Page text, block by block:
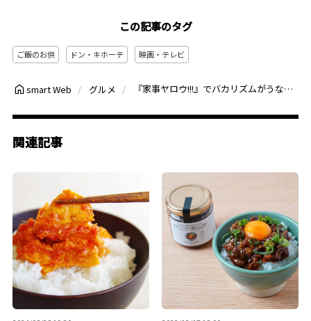
この記事のタグ
ご飯のお供 ドン・キホーテ 映画・テレビ
smart Web グルメ 『家事ヤロウ!!!』でバカリズムがうなった“ご飯のお供”5選！鮭＆明太子の完璧コンビ、ドンキで買える絶品ザーサイほか
関連記事